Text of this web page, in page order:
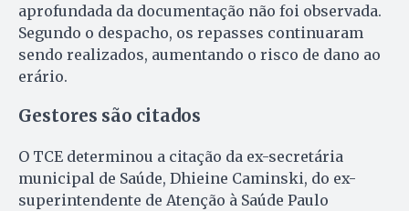
aprofundada da documentação não foi observada.
Segundo o despacho, os repasses continuaram
sendo realizados, aumentando o risco de dano ao
erário.
Gestores são citados
O TCE determinou a citação da ex-secretária
municipal de Saúde, Dhieine Caminski, do ex-
superintendente de Atenção à Saúde Paulo